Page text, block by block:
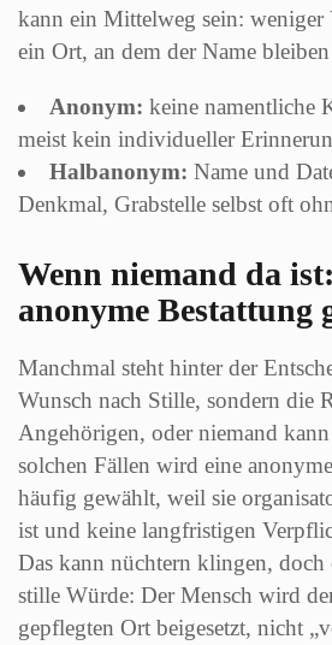
kann ein Mittelweg sein: weniger
ein Ort, an dem der Name
Anonym: keine namentliche
meist kein individueller
Halbanonym: Name und
Denkmal, Grabstelle selbst oft
Wenn niemand da
anonyme Bestattung
Manchmal steht hinter der
Wunsch nach Stille, sondern die
Angehörigen, oder niemand
solchen Fällen wird eine
häufig gewählt, weil sie
ist und keine langfristigen
Das kann nüchtern klingen, doch
stille Würde: Der Mensch wird
gepflegten Ort beigesetzt, nicht